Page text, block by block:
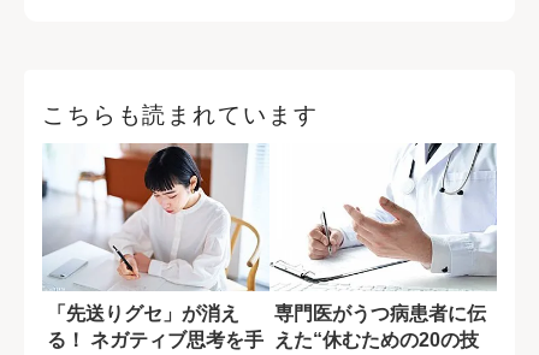
こちらも読まれています
「先送りグセ」が消え
る！ ネガティブ思考を手
専門医がうつ病患者に伝
えた“休むための20の技